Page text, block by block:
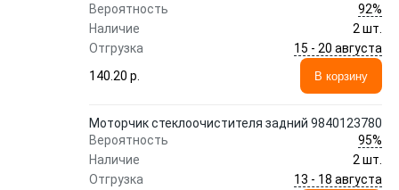
Вероятность
92%
Наличие
2 шт.
Отгрузка
15 - 20 августа
140.20 p.
В корзину
Моторчик стеклоочистителя задний 9840123780
Вероятность
95%
Наличие
2 шт.
Отгрузка
13 - 18 августа